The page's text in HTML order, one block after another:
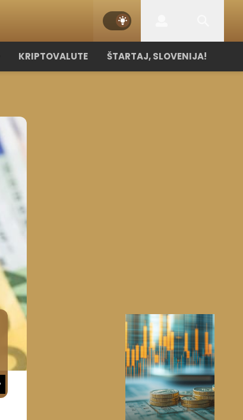
KRIPTOVALUTE ŠTARTAJ, SLOVENIJA!